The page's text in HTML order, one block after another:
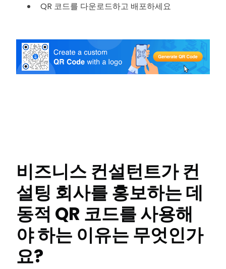
QR 코드를 다운로드하고 배포하세요
비즈니스 컨설턴트가 컨
설팅 회사를 홍보하는 데
동적 QR 코드를 사용해
야 하는 이유는 무엇인가
요?